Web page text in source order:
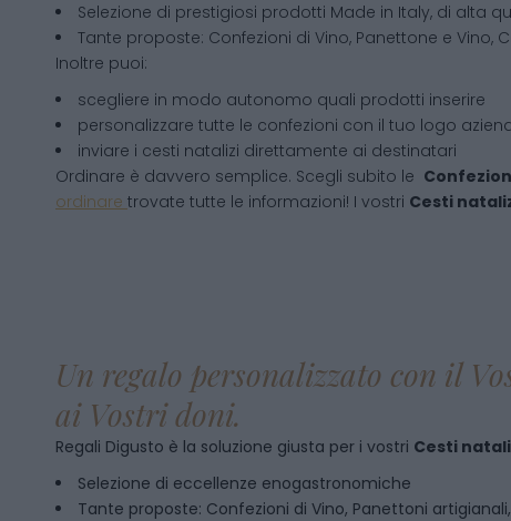
Selezione di prestigiosi prodotti Made in Italy, di alta
Tante proposte: Confezioni di Vino, Panettone e Vino,
Inoltre puoi:
scegliere in modo autonomo quali prodotti inserire
personalizzare tutte le confezioni con il tuo logo
inviare i cesti natalizi direttamente ai destinatari
Ordinare è davvero semplice. Scegli subito le
ordinare trovate tutte le informazioni! I vostri Cesti
Un regalo personalizzato con il
ai Vostri doni.
Regali Digusto è la soluzione giusta per i vostri Cesti
Selezione di eccellenze enogastronomiche
Tante proposte: Confezioni di Vino, Panettoni